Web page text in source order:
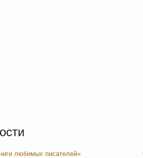
любимых писателей»